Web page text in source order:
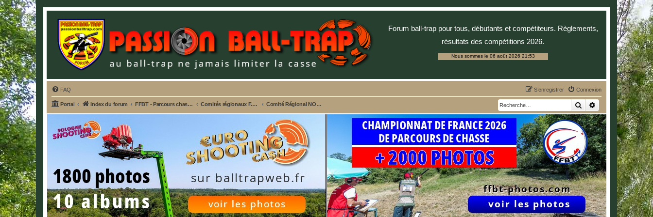
Forum ball-trap pour tous, débutants et compétiteurs. Règlements,
résultats des compétitions 2026.
Nous sommes le 06 août 2026 21:53
FAQ Connexion
S’enregistrer
Portal Index du forum FFBT - Parcours chasse, Compak, English Sporting, FU, DTL, Hélices, Sanglier courant Comités régionaux F.F.B.T. - Championnats et Sites web Comité Régional NORMANDIE RechercherRecherche avancée